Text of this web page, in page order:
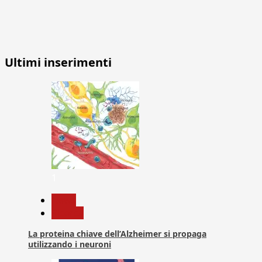
Ultimi inserimenti
La proteina chiave dell’Alzheimer si propaga
utilizzando i neuroni